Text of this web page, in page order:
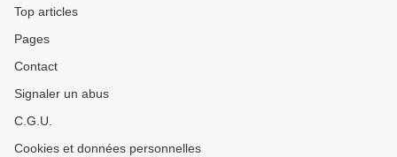
Top articles
Pages
Contact
Signaler un abus
C.G.U.
Cookies et données personnelles